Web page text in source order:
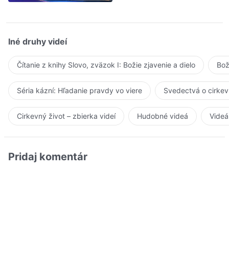
Iné druhy videí
Čítanie z knihy Slovo, zväzok I: Božie zjavenie a dielo
Séria kázní: Hľadanie pravdy vo viere Svedectvá o
Cirkevný život – zbierka videí Hudobné videá
Pridaj komentár